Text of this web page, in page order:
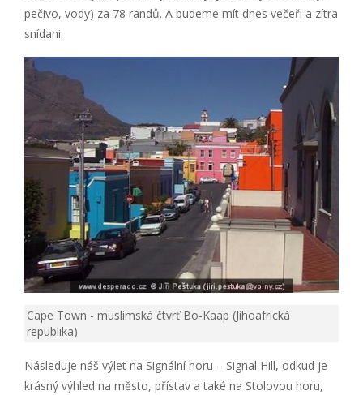
pečivo, vody) za 78 randů. A budeme mít dnes večeři a zítra
snídani.
Cape Town - muslimská čtvrť Bo-Kaap (Jihoafrická
republika)
Následuje náš výlet na Signální horu – Signal Hill, odkud je
krásný výhled na město, přístav a také na Stolovou horu,